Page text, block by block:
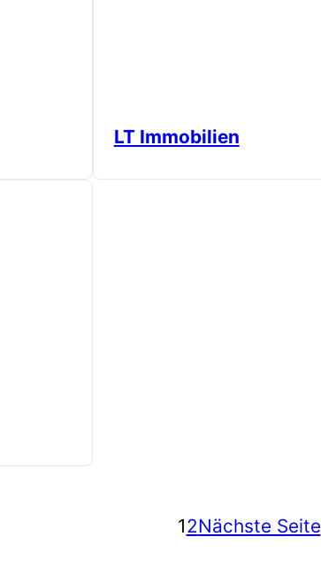
LT Immobilien
12Nächste Seite